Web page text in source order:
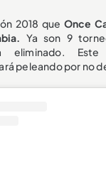
2018 que Once
Ya son 9
eliminado.
peleando por no